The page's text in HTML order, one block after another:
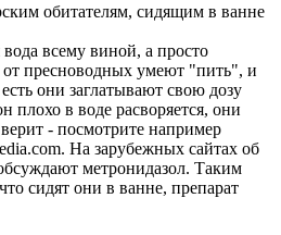
обитателям, сидящим в ванне
всему виной, а просто
пресноводных умеют "пить", и
они заглатывают свою дозу
плохо в воде расворяется, они
- посмотрите например
На зарубежных сайтах об
метронидазол. Таким
сидят они в ванне, препарат